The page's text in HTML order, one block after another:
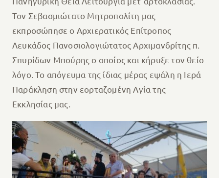
Τον Σεβασμιώτατο Μητροπολίτη μας
εκπροσώπησε ο Αρχιερατικός Επίτροπος
Λευκάδος Πανοσιολογιώτατος Αρχιμανδρίτης π.
Σπυρίδων Μπούρης ο οποίος και κήρυξε τον θείο
λόγο. Το απόγευμα της ίδιας μέρας εψάλη η Ιερά
Παράκληση στην εορταζομένη Αγία της
Εκκλησίας μας.